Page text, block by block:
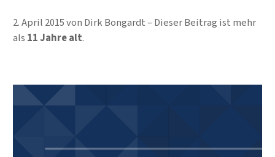
2. April 2015von Dirk Bongardt
Dieser Beitrag ist mehr
als 11 Jahre alt.